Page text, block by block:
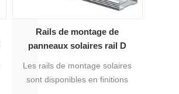
demandes de résistance.
Rails de montage de
panneaux solaires rail D
Les rails de montage solaires
sont disponibles en finitions